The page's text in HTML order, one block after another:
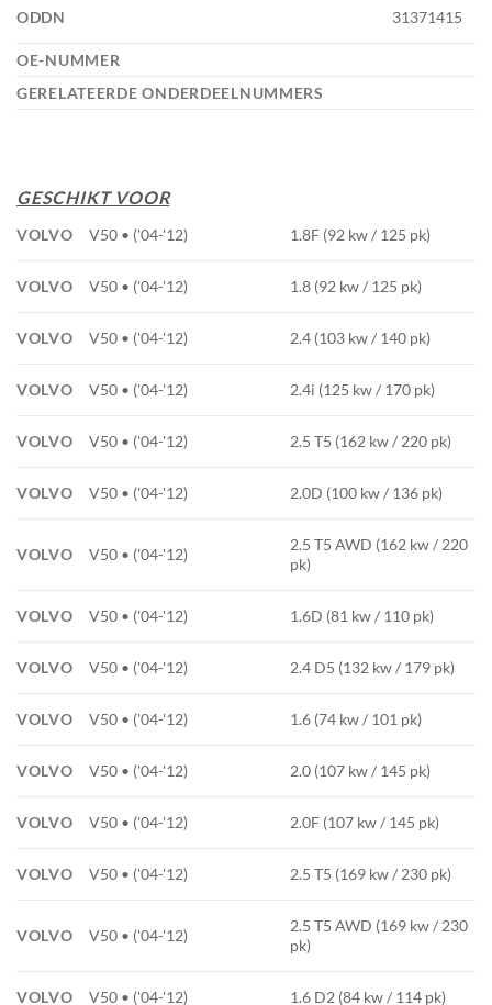
ODDN 31371415
OE-NUMMER
GERELATEERDE ONDERDEELNUMMERS
GESCHIKT VOOR
VOLVO V50 • ('04-'12) 1.8F (92 kw / 125 pk)
VOLVO V50 • ('04-'12) 1.8 (92 kw / 125 pk)
VOLVO V50 • ('04-'12) 2.4 (103 kw / 140 pk)
VOLVO V50 • ('04-'12) 2.4i (125 kw / 170 pk)
VOLVO V50 • ('04-'12) 2.5 T5 (162 kw / 220 pk)
VOLVO V50 • ('04-'12) 2.0D (100 kw / 136 pk)
VOLVO V50 • ('04-'12)
2.5 T5 AWD (162 kw / 220
pk)
VOLVO V50 • ('04-'12) 1.6D (81 kw / 110 pk)
VOLVO V50 • ('04-'12) 2.4 D5 (132 kw / 179 pk)
VOLVO V50 • ('04-'12) 1.6 (74 kw / 101 pk)
VOLVO V50 • ('04-'12) 2.0 (107 kw / 145 pk)
VOLVO V50 • ('04-'12) 2.0F (107 kw / 145 pk)
VOLVO V50 • ('04-'12) 2.5 T5 (169 kw / 230 pk)
VOLVO V50 • ('04-'12)
2.5 T5 AWD (169 kw / 230
pk)
VOLVO V50 • ('04-'12) 1.6 D2 (84 kw / 114 pk)